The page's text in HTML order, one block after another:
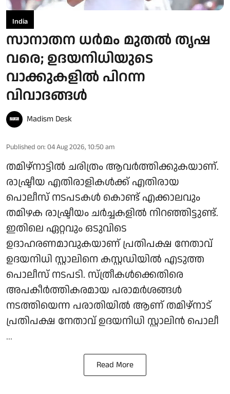
India
സാനാതന ധര്‍മം മുതല്‍ തൃഷ
വരെ; ഉദയനിധിയുടെ
വാക്കുകളില്‍ പിറന്ന
വിവാദങ്ങള്‍
Madism Desk
Published on: 04 Aug 2026, 10:50 am
തമിഴ്‌നാട്ടില്‍ ചരിത്രം ആവര്‍ത്തിക്കുകയാണ്.
രാഷ്ട്രീയ എതിരാളികള്‍ക്ക് എതിരായ
പൊലീസ് നടപടകള്‍ കൊണ്ട് എക്കാലവും
തമിഴക രാഷ്ട്രീയം ചര്‍ച്ചകളില്‍ നിറഞ്ഞിട്ടുണ്ട്.
ഇതിലെ ഏറ്റവും ഒടുവിടെ
ഉദാഹരണമാവുകയാണ് പ്രതിപക്ഷ നേതാവ്
ഉദയനിധി സ്റ്റാലിനെ കസ്റ്റഡിയില്‍ എടുത്ത
പൊലീസ് നടപടി. സ്ത്രീകള്‍ക്കെതിരെ
അപകീര്‍ത്തികരമായ പരാമര്‍ശങ്ങള്‍
നടത്തിയെന്ന പരാതിയില്‍ ആണ് തമിഴ്നാട്
പ്രതിപക്ഷ നേതാവ് ഉദയനിധി സ്റ്റാലിന്‍ പൊലീ
...
Read More